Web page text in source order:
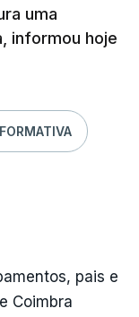
uma
informou hoje
pais e
Coimbra